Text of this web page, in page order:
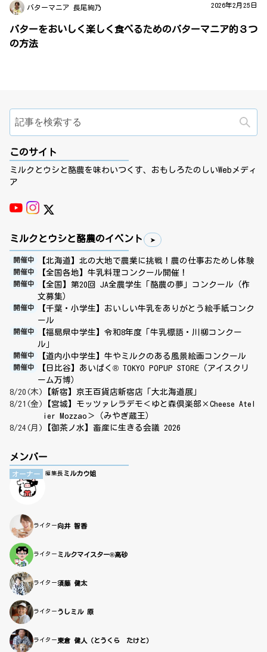
バターマニア 長尾絢乃 2026年2月25日
バターをおいしく楽しく食べるためのバターマニア的３つ
の方法
このサイト
ミルクとウシと酪農を味わいつくす、おもしろたのしいWebメディ
ア
ミルクとウシと酪農のイベント
開催中 【北海道】北の大地で農業に挑戦！農の仕事おためし体験
開催中 【全国各地】牛乳料理コンクール開催！
開催中
【全国】第20回 JA全農学生「酪農の夢」コンクール（作
文募集）
開催中
【千葉・小学生】おいしい牛乳をありがとう絵手紙コンク
ール
開催中
【福島県中学生】令和8年度「牛乳標語・川柳コンクー
ル」
開催中 【道内小中学生】牛やミルクのある風景絵画コンクール
開催中
【日比谷】あいぱく® TOKYO POPUP STORE（アイスクリ
ーム万博）
8/20(木)
【新宿】京王百貨店新宿店「大北海道展」
8/21(金)
【宮城】モッツァレラデモ＜ゆと森倶楽部×Cheese Atel
ier Mozzao＞（みやぎ蔵王）
8/24(月)
【御茶ノ水】畜産に生きる会議 2026
メンバー
オーナー 編集長 ミルカウ姐
ライター 向井 智香
ライター ミルクマイスター®高砂
ライター須藤 健太
ライター うしミル 原
ライター 東倉 健人（とうくら たけと）